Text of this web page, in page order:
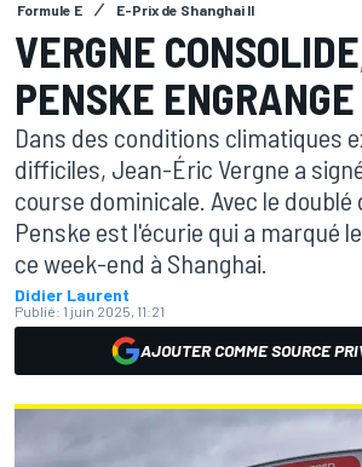
Formule E E-Prix de Shanghai II
VERGNE
PENSKE ENGRANGE
Dans des conditions climatiques
difficiles, Jean-Éric Vergne a
course dominicale. Avec le doublé
Penske est l'écurie qui a marqué
ce week-end à Shanghai.
Didier Laurent
Publié: 1 juin 2025, 11:21
AJOUTER COMME SOURCE